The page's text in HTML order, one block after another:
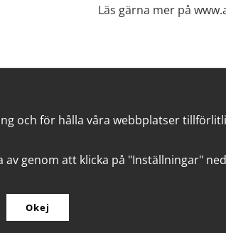
Läs gärna mer på
och för hålla våra webbplatser
genom att klicka på "Inställningar"
Okej